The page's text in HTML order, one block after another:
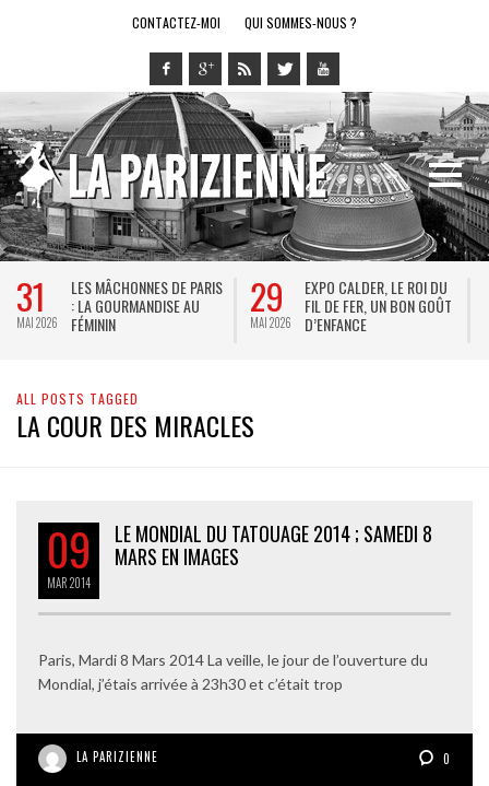
CONTACTEZ-MOI QUI SOMMES-NOUS ?
31
MAI 2026
LES MÂCHONNES DE PARIS
: LA GOURMANDISE AU
FÉMININ
29
MAI 2026
EXPO CALDER, LE ROI DU
FIL DE FER, UN BON GOÛT
D’ENFANCE
ALL POSTS TAGGED
LA COUR DES MIRACLES
09
MAR2014
LE MONDIAL DU TATOUAGE 2014 ; SAMEDI 8
MARS EN IMAGES
Paris, Mardi 8 Mars 2014 La veille, le jour de l’ouverture du
Mondial, j’étais arrivée à 23h30 et c’était trop
LA PARIZIENNE 0